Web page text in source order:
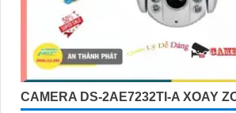
CAMERA DS-2AE7232TI-A XOAY